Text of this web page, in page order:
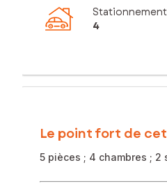
4
Le point fort de
5 pièces ; 4 chambres ;